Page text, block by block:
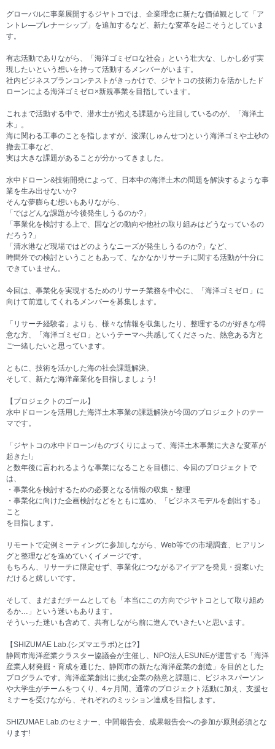
グローバルに事業展開するジヤトコでは、企業理念に新たな価値観として「ア
ントレ―プレナーシップ」を追加するなど、新たな変革を起こそうとしていま
す。
有志活動でありながら、「海洋ゴミゼロな社会」という壮大な、しかし必ず実
現したいという想いを持って活動するメンバーがいます。
社内ビジネスプランコンテストがきっかけで、ジヤトコの技術力を活かしたド
ローンによる海洋ゴミゼロ×新規事業を目指しています。
これまで活動する中で、潜水士が抱える課題から注目しているのが、「海洋土
木」。
海に関わる工事のことを指しますが、浚渫(しゅんせつ)という海洋ゴミや土砂の
撤去工事など、
実は大きな課題があることが分かってきました。
水中ドローン&技術開発によって、日本中の海洋土木の問題を解決するような事
業を生み出せないか?
そんな夢膨らむ想いもありながら、
「ではどんな課題が今後発生しうるのか?」
「事業化を検討する上で、国などの動向や他社の取り組みはどうなっているの
だろう?」
「清水港など現場ではどのようなニーズが発生しうるのか?」など、
時間外での検討ということもあって、なかなかリサーチに関する活動が十分に
できていません。
今回は、事業化を実現するためのリサーチ業務を中心に、「海洋ゴミゼロ」に
向けて前進してくれるメンバーを募集します。
「リサーチ経験者」よりも、様々な情報を収集したり、整理するのが好きな/得
意な方、「海洋ゴミゼロ」というテーマへ共感してくださった、熱意ある方と
ご一緒したいと思っています。
ともに、技術を活かした海の社会課題解決。
そして、新たな海洋産業化を目指しましょう!
【プロジェクトのゴール】
水中ドローンを活用した海洋土木事業の課題解決が今回のプロジェクトのテー
マです。
「ジヤトコの水中ドローン/ものづくりによって、海洋土木事業に大きな変革が
起きた!」
と数年後に言われるような事業になることを目標に、今回のプロジェクトで
は、
・事業化を検討するための必要となる情報の収集・整理
・事業化に向けた企画検討などをともに進め、「ビジネスモデルを創出する」
こと
を目指します。
リモートで定例ミーティングに参加しながら、Web等での市場調査、ヒアリン
グと整理などを進めていくイメージです。
もちろん、リサーチに限定せず、事業化につながるアイデアを発見・提案いた
だけると嬉しいです。
そして、まだまだチームとしても「本当にこの方向でジヤトコとして取り組め
るか…」という迷いもあります。
そういった迷いも含めて、共有しながら前に進んでいきたいと思います。
【SHIZUMAE Lab.(シズマエラボ)とは?】
静岡市海洋産業クラスター協議会が主催し、NPO法人ESUNEが運営する「海洋
産業人材発掘・育成を通じた、静岡市の新たな海洋産業の創造」を目的とした
プログラムです。海洋産業創出に挑む企業の熱意と課題に、ビジネスパーソン
や大学生がチームをつくり、4ヶ月間、通常のプロジェクト活動に加え、支援セ
ミナーを受けながら、それぞれのミッション達成を目指します。
SHIZUMAE Lab.のセミナー、中間報告会、成果報告会への参加が原則必須とな
ります!